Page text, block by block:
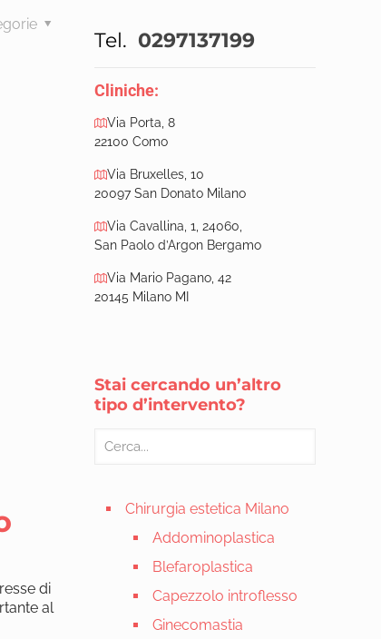
di
al
Tel. 0297137199
Cliniche:
Via Porta, 8
22100 Como
Via Bruxelles, 10
20097 San Donato Milano
Via Cavallina, 1, 24060,
San Paolo d’Argon Bergamo
Via Mario Pagano, 42
20145 Milano MI
Stai cercando un’altro
tipo d’intervento?
Chirurgia estetica Milano
Addominoplastica
Blefaroplastica
Capezzolo introflesso
Ginecomastia